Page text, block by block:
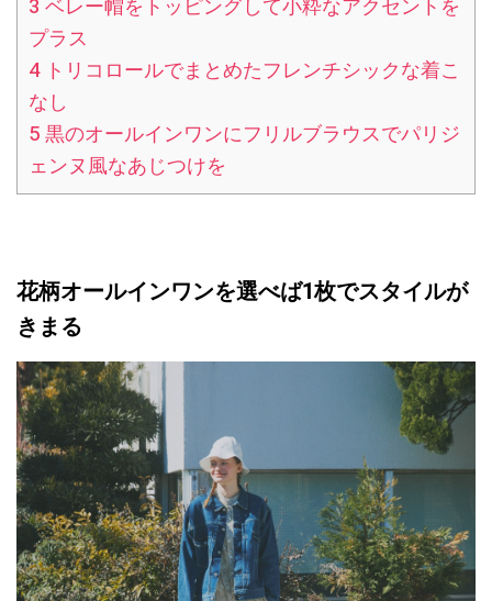
3 ベレー帽をトッピングして小粋なアクセントを
プラス
4トリコロールでまとめたフレンチシックな着こ
なし
5黒のオールインワンにフリルブラウスでパリジ
ェンヌ風なあじつけを
花柄オールインワンを選べば1枚でスタイルが
きまる